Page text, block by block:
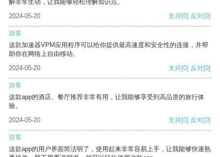
解非常生动，让我能够轻松理解知识点。
2024-05-20
支持[0] 反对[0]
游客
这款加速器VPM应用程序可以给你提供最高速度和安全性的连接，并帮
助你在网络上自由移动。
2024-05-20
支持[0] 反对[0]
游客
这款app的酒店、餐厅推荐非常有用，让我能够享受到高品质的旅行体
验。
2024-05-20
支持[0] 反对[0]
游客
这款app的用户界面简洁明了，使用起来非常容易上手，让我能够快速熟